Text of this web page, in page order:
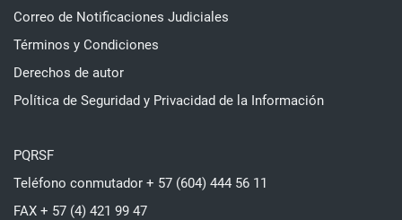
Correo de Notificaciones Judiciales
Términos y Condiciones
Derechos de autor
Política de Seguridad y Privacidad de la Información
PQRSF
Teléfono conmutador + 57 (604) 444 56 11
FAX + 57 (4) 421 99 47